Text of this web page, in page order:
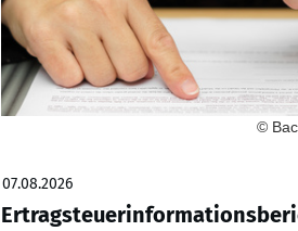
©
07.08.2026